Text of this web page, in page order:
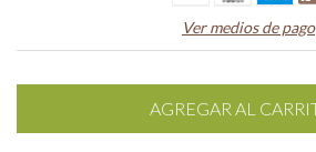
Ver medios de pago